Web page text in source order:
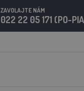
ZAVOLAJTE NÁM
022 22 05 171 (PO-